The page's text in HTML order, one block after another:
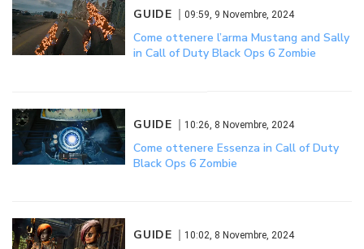
GUIDE 09:59, 9 Novembre, 2024
Come ottenere l’arma Mustang and Sally
in Call of Duty Black Ops 6 Zombie
GUIDE 10:26, 8 Novembre, 2024
Come ottenere Essenza in Call of Duty
Black Ops 6 Zombie
GUIDE 10:02, 8 Novembre, 2024